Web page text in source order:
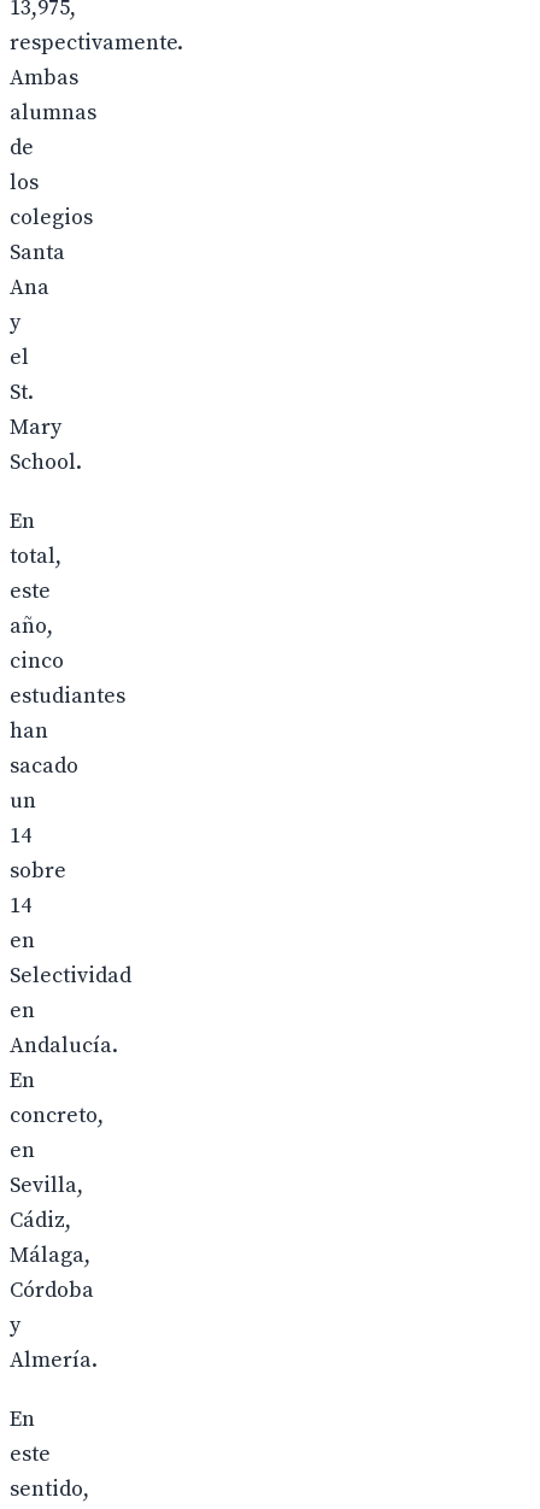
13,975,
respectivamente.
Ambas
alumnas
de
los
colegios
Santa
Ana
y
el
St.
Mary
School.
En
total,
este
año,
cinco
estudiantes
han
sacado
un
14
sobre
14
en
Selectividad
en
Andalucía.
En
concreto,
en
Sevilla,
Cádiz,
Málaga,
Córdoba
y
Almería.
En
este
sentido,